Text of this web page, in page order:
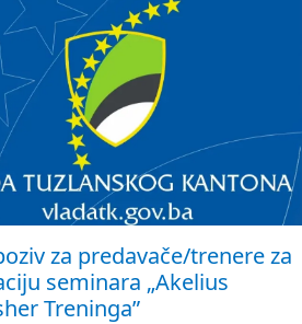
za predavače/trenere za
seminara „Akelius
Treninga”